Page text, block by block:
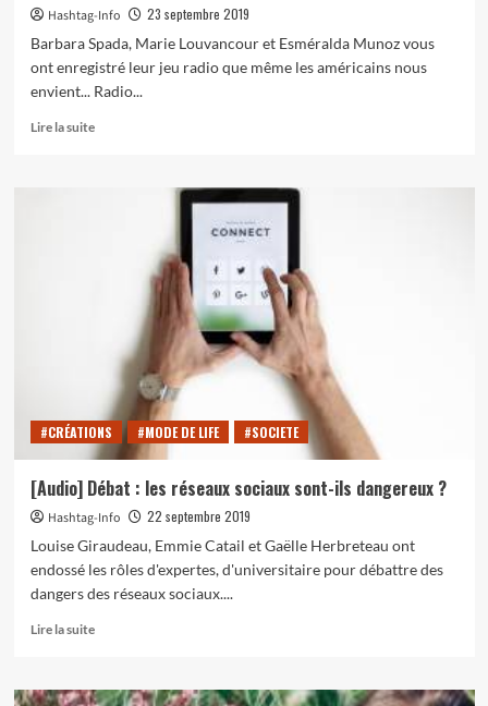
Hashtag-Info
23 septembre 2019
Barbara Spada, Marie Louvancour et Esméralda Munoz vous
ont enregistré leur jeu radio que même les américains nous
envient... Radio...
Lire la suiteEn
Moustache
émission
ever
!
#CRÉATIONS #MODE DE LIFE #SOCIETE
[Audio] Débat : les réseaux sociaux sont-ils dangereux ?
Hashtag-Info
22 septembre 2019
Louise Giraudeau, Emmie Catail et Gaëlle Herbreteau ont
endossé les rôles d'expertes, d'universitaire pour débattre des
dangers des réseaux sociaux....
Lire la suiteEn
sur